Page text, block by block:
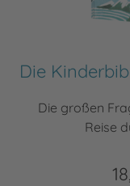
Die
Die großen
Reise